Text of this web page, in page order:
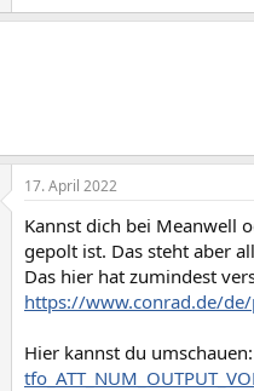
17. April 2022
Kannst dich bei Meanwell
gepolt ist. Das steht aber
Das hier hat zumindest
https://www.conrad.de/
Hier kannst du umschauen: